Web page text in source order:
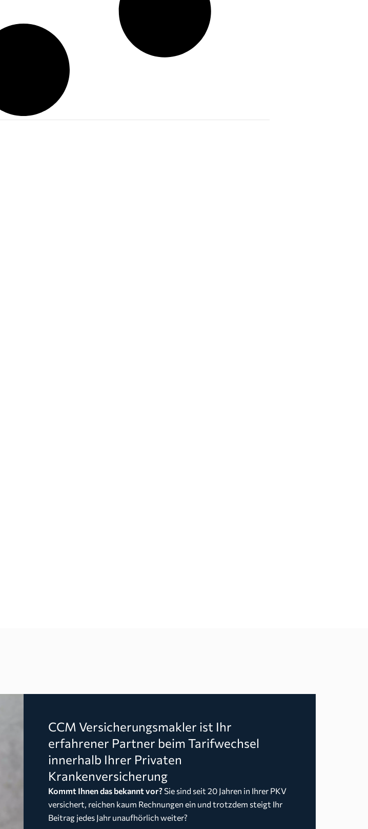
CCM Versicherungsmakler ist Ihr
erfahrener Partner beim Tarifwechsel
innerhalb Ihrer Privaten
Krankenversicherung
Kommt Ihnen das bekannt vor? Sie sind seit 20 Jahren in Ihrer PKV
versichert, reichen kaum Rechnungen ein und trotzdem steigt Ihr
Beitrag jedes Jahr unaufhörlich weiter?